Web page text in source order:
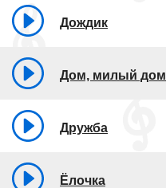
Дождик
Дом, милый дом
Дружба
Ёлочка